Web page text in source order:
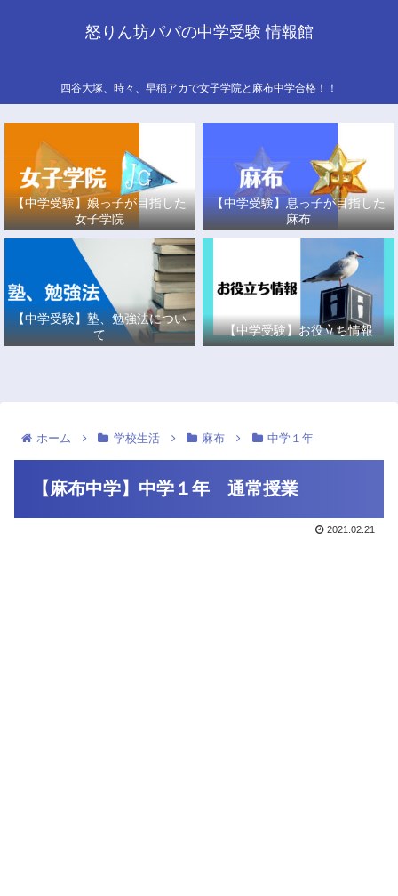
怒りん坊パパの中学受験 情報館
四谷大塚、時々、早稲アカで女子学院と麻布中学合格！！
【中学受験】娘っ子が目指した
女子学院
【中学受験】息っ子が目指した
麻布
【中学受験】塾、勉強法につい
て
【中学受験】お役立ち情報
ホーム 学校生活 麻布 中学１年
【麻布中学】中学１年 通常授業
2021.02.21